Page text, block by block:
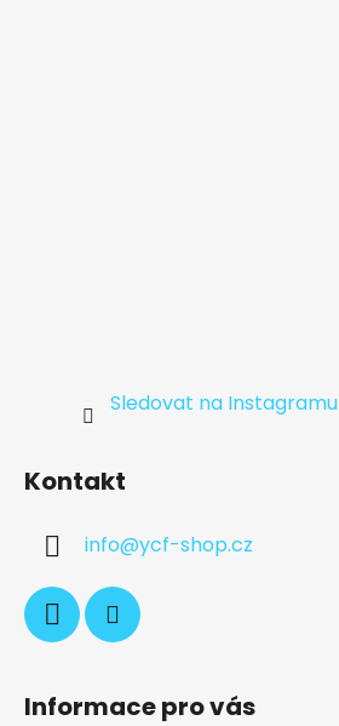
Sledovat na Instagramu
Kontakt
info@ycf-shop.cz
Informace pro vás